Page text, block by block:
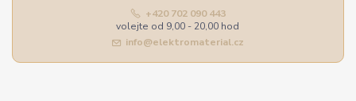
+420 702 090 443
volejte od 9,00 - 20,00 hod
info@elektromaterial.cz